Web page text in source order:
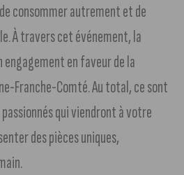
consommer autrement et de
À travers cet événement, la
engagement en faveur de la
Franche-Comté. Au total, ce sont
qui viendront à votre
des pièces uniques,